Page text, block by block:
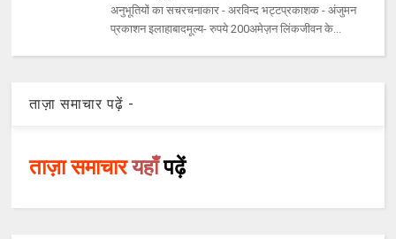
अनुभूतियों का सचरचनाकार - अरविन्द भट्टप्रकाशक - अंजुमन
प्रकाशन इलाहाबादमूल्य- रुपये 200अमेज़न लिंकजीवन के...
ताज़ा समाचार पढ़ें -
ताज़ा समाचारयहाँपढ़ें